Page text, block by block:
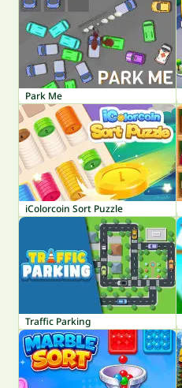
Park Me
iColorcoin Sort Puzzle
Traffic Parking